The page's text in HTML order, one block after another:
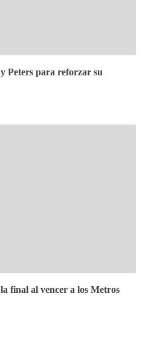
Peters para reforzar su
final al vencer a los Metros